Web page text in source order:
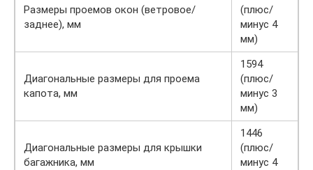
Размеры проемов окон (ветровое/
заднее), мм
(плюс/
минус 4
мм)
Диагональные размеры для проема
капота, мм
1594
(плюс/
минус 3
мм)
Диагональные размеры для крышки
багажника, мм
1446
(плюс/
минус 4